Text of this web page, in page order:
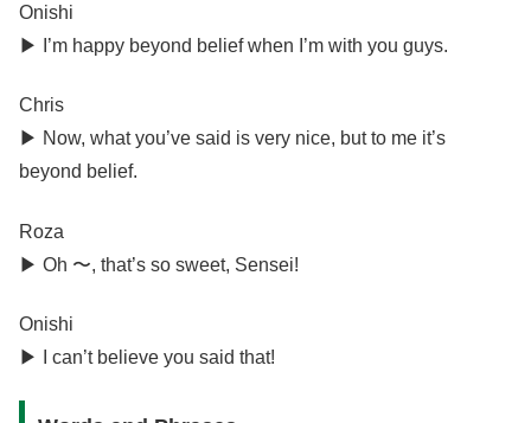
Onishi
▶︎ I’m happy beyond belief when I’m with you guys.
Chris
▶︎ Now, what you’ve said is very nice, but to me it’s
beyond belief.
Roza
▶︎ Oh 〜, that’s so sweet, Sensei!
Onishi
▶︎ I can’t believe you said that!